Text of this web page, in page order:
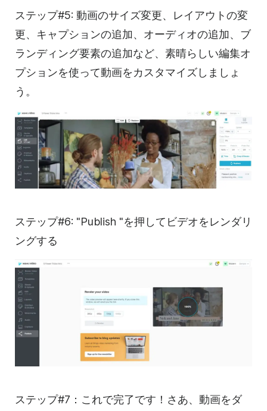
ステップ#5: 動画のサイズ変更、レイアウトの変
更、キャプションの追加、オーディオの追加、ブ
ランディング要素の追加など、素晴らしい編集オ
プションを使って動画をカスタマイズしましょ
う。
ステップ#6: "Publish "を押してビデオをレンダリ
ングする
ステップ#7：これで完了です！さあ、動画をダ